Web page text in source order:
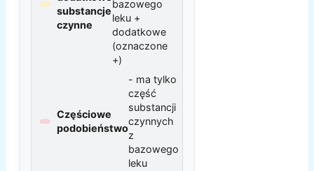
substancje
czynne
bazowego
leku +
dodatkowe
(oznaczone
+)
Częściowe
podobieństwo
- ma tylko
część
substancji
czynnych
z
bazowego
leku